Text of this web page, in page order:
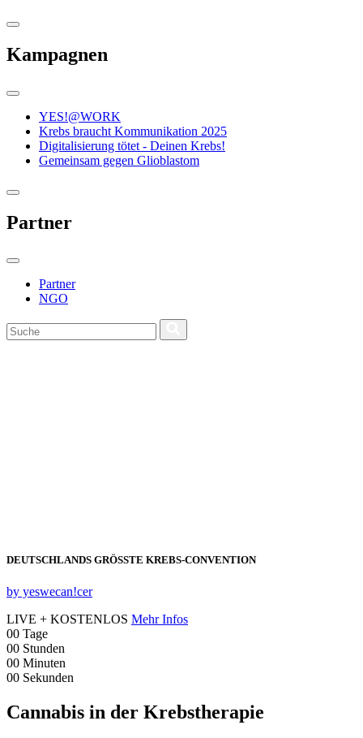
Kampagnen
YES!@WORK
Krebs braucht Kommunikation 2025
Digitalisierung tötet - Deinen Krebs!
Gemeinsam gegen Glioblastom
Partner
Partner
NGO
DEUTSCHLANDS GRÖSSTE KREBS‑CONVENTION
by yeswecan!cer
LIVE + KOSTENLOS Mehr Infos
00 Tage
00 Stunden
00 Minuten
00 Sekunden
Cannabis in der Krebstherapie